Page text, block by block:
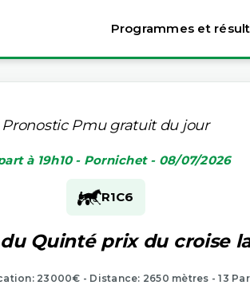
Programmes et
Pronostic Pmu gratuit du jour
à 19h10 - Pornichet - 08/07/2026
R1C6
Quinté prix du croise
23000€ - Distance: 2650 mètres - 13